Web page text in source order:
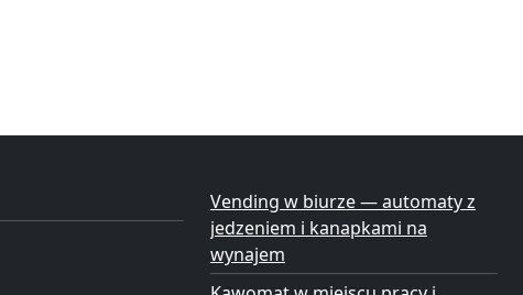
Vending w biurze — automaty z
jedzeniem i kanapkami na
wynajem